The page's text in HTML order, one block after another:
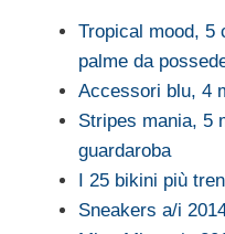
Tropical mood, 5
palme da
Accessori blu, 4
Stripes mania, 5
guardaroba
I 25 bikini più
Sneakers a/i